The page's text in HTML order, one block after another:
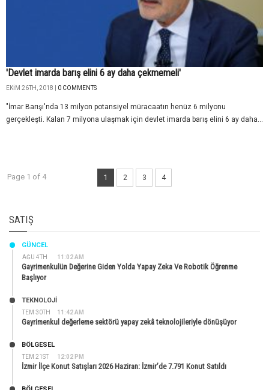
'Devlet imarda barış elini 6 ay daha çekmemeli'
EKIM 26TH, 2018 | 0 COMMENTS
"İmar Barışı'nda 13 milyon potansiyel müracaatın henüz 6 milyonu
gerçekleşti. Kalan 7 milyona ulaşmak için devlet imarda barış elini 6 ay daha...
Page 1 of 4 1 2 3 4
SATIŞ
AĞU 4TH 11:02 AM
GÜNCEL
Gayrimenkulün Değerine Giden Yolda Yapay Zeka Ve Robotik Öğrenme
Başlıyor
TEM 30TH 11:42 AM
TEKNOLOJİ
Gayrimenkul değerleme sektörü yapay zekâ teknolojileriyle dönüşüyor
TEM 21ST 12:02 PM
BÖLGESEL
İzmir İlçe Konut Satışları 2026 Haziran: İzmir’de 7.791 Konut Satıldı